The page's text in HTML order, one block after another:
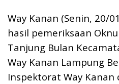
b
o
o
k
l s
A
p
p
er a
d
s
Way Kanan (Senin, 20/
hasil pemeriksaan
Tanjung Bulan
Way Kanan Lampung
Inspektorat Way